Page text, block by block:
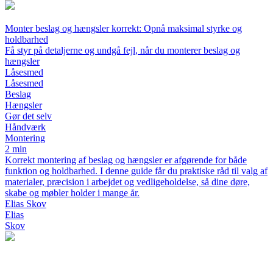
Monter beslag og hængsler korrekt: Opnå maksimal styrke og
holdbarhed
Få styr på detaljerne og undgå fejl, når du monterer beslag og
hængsler
Låsesmed
Låsesmed
Beslag
Hængsler
Gør det selv
Håndværk
Montering
2 min
Korrekt montering af beslag og hængsler er afgørende for både
funktion og holdbarhed. I denne guide får du praktiske råd til valg af
materialer, præcision i arbejdet og vedligeholdelse, så dine døre,
skabe og møbler holder i mange år.
Elias Skov
Elias
Skov